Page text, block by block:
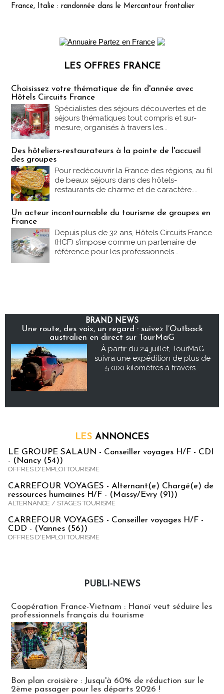
France, Italie : randonnée dans le Mercantour frontalier
LES OFFRES FRANCE
Choisissez votre thématique de fin d'année avec
Hôtels Circuits France
Spécialistes des séjours découvertes et de
séjours thématiques tout compris et sur-
mesure, organisés à travers les...
Des hôteliers-restaurateurs à la pointe de l'accueil
des groupes
Pour redécouvrir la France des régions, au fil
de beaux séjours dans des hôtels-
restaurants de charme et de caractère....
Un acteur incontournable du tourisme de groupes en
France
Depuis plus de 32 ans, Hôtels Circuits France
(HCF) s’impose comme un partenaire de
référence pour les professionnels...
BRAND NEWS
Une route, des voix, un regard : suivez l’Outback
australien en direct sur TourMaG
À partir du 24 juillet, TourMaG
suivra une expédition de plus de
5 000 kilomètres à travers...
LES ANNONCES
LE GROUPE SALAUN - Conseiller voyages H/F - CDI
- (Nancy (54))
OFFRES D'EMPLOI TOURISME
CARREFOUR VOYAGES - Alternant(e) Chargé(e) de
ressources humaines H/F - (Massy/Evry (91))
ALTERNANCE / STAGES TOURISME
CARREFOUR VOYAGES - Conseiller voyages H/F -
CDD - (Vannes (56))
OFFRES D'EMPLOI TOURISME
PUBLI-NEWS
Coopération France-Vietnam : Hanoï veut séduire les
professionnels français du tourisme
Bon plan croisière : Jusqu'à 60% de réduction sur le
2ème passager pour les départs 2026 !